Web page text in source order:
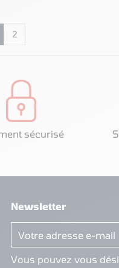
2
sécurisé
Newsletter
Vous pouvez vous